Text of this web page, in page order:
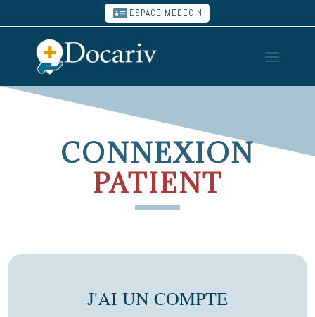
ESPACE MEDECIN
CONNEXION
PATIENT
J'AI UN COMPTE